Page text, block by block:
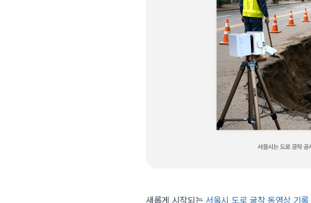
새롭게 시작되는 서울시 도로 굴착 동영상 기